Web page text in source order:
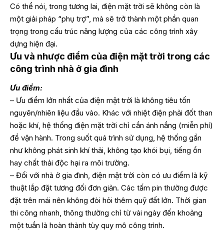
Có thể nói, trong tương lai, điện mặt trời sẽ không còn là
một giải pháp “phụ trợ”, mà sẽ trở thành một phần quan
trọng trong cấu trúc năng lượng của các công trình xây
dựng hiện đại.
Ưu và nhược điểm của điện mặt trời trong các
công trình nhà ở gia đình
Ưu điểm:
– Ưu điểm lớn nhất của điện mặt trời là không tiêu tốn
nguyên/nhiên liệu đầu vào. Khác với nhiệt điện phải đốt than
hoặc khí, hệ thống điện mặt trời chỉ cần ánh nắng (miễn phí)
để vận hành. Trong suốt quá trình sử dụng, hệ thống gần
như không phát sinh khí thải, không tạo khói bụi, tiếng ồn
hay chất thải độc hại ra môi trường.
– Đối với nhà ở gia đình, điện mặt trời còn có ưu điểm là kỹ
thuật lắp đặt tương đối đơn giản. Các tấm pin thường được
đặt trên mái nên không đòi hỏi thêm quỹ đất lớn. Thời gian
thi công nhanh, thông thường chỉ từ vài ngày đến khoảng
một tuần là hoàn thành tùy quy mô công trình.